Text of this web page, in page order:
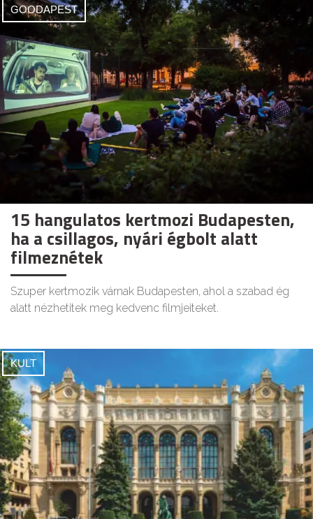
GOODAPEST
15 hangulatos kertmozi Budapesten,
ha a csillagos, nyári égbolt alatt
filmeznétek
Szuper kertmozik várnak Budapesten, ahol a szabad ég
alatt nézhetitek meg kedvenc filmjeiteket.
KULT